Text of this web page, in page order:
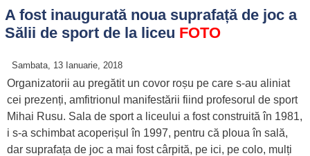
A fost inaugurată noua suprafață de joc a
Sălii de sport de la liceu FOTO
Sambata, 13 Ianuarie, 2018
Organizatorii au pregătit un covor roșu pe care s-au aliniat
cei prezenți, amfitrionul manifestării fiind profesorul de sport
Mihai Rusu. Sala de sport a liceului a fost construită în 1981,
i s-a schimbat acoperișul în 1997, pentru că ploua în sală,
dar suprafața de joc a mai fost cârpită, pe ici, pe colo, mulți